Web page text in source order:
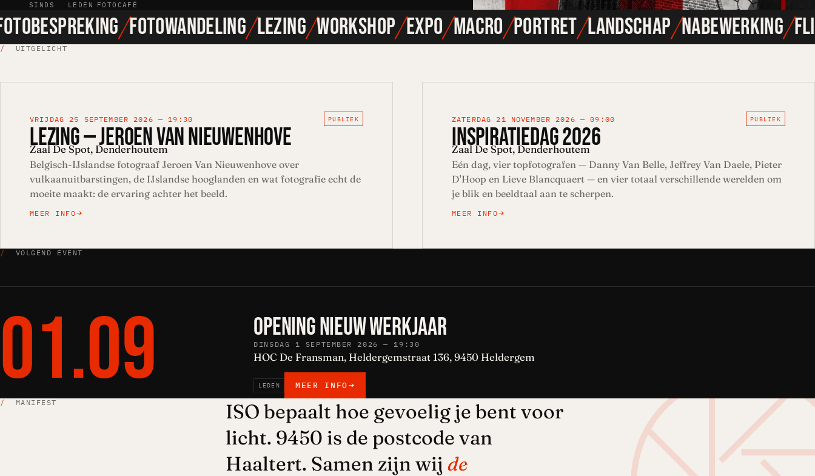
SINDS LEDEN FOTOCAFÉ
/FOTOWANDELING/LEZING/WORKSHOP/EXPO/MACRO/PORTRET/LANDSCHAP/NABEWERKING/
/ UITGELICHT
VRIJDAG 25 SEPTEMBER 2026 — 19:30 PUBLIEK
LEZING — JEROEN VAN NIEUWENHOVE
Zaal De Spot, Denderhoutem
Belgisch-IJslandse fotograaf Jeroen Van Nieuwenhove over
vulkaanuitbarstingen, de IJslandse hooglanden en wat fotografie echt de
moeite maakt: de ervaring achter het beeld.
MEER INFO
ZATERDAG 21 NOVEMBER 2026 — 09:00 PUBLIEK
INSPIRATIEDAG 2026
Zaal De Spot, Denderhoutem
Eén dag, vier topfotografen — Danny Van Belle, Jeffrey Van Daele, Pieter
D'Hoop en Lieve Blancquaert — en vier totaal verschillende werelden om
je blik en beeldtaal aan te scherpen.
MEER INFO
/ VOLGEND EVENT
01.09 OPENING NIEUW WERKJAAR
DINSDAG 1 SEPTEMBER 2026 — 19:30
HOC De Fransman, Heldergemstraat 136, 9450 Heldergem
LEDEN MEER INFO
/ MANIFEST
ISO bepaalt hoe gevoelig je bent voor
licht. 9450 is de postcode van
Haaltert. Samen zijn wij de